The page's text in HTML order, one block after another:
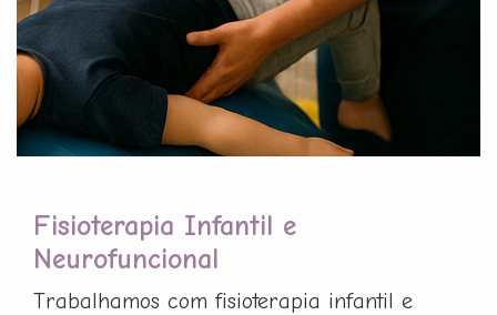
Fisioterapia Infantil e
Neurofuncional
Trabalhamos com fisioterapia infantil e